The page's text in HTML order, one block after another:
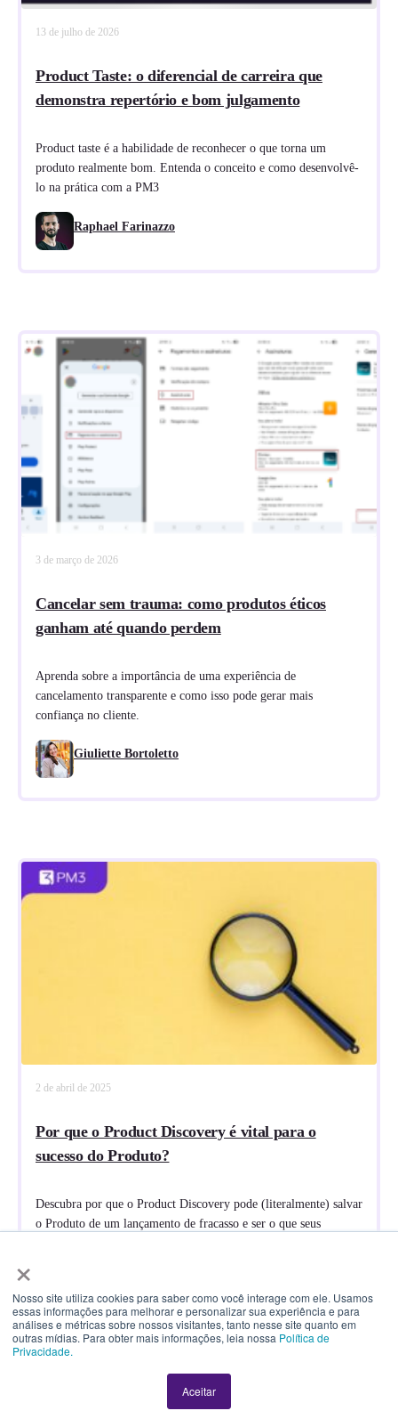
×
Nosso site utiliza cookies para saber como você interage com ele. Usamos
essas informações para melhorar e personalizar sua experiência e para
análises e métricas sobre nossos visitantes, tanto nesse site quanto em
outras mídias. Para obter mais informações, leia nossa Política de
Privacidade.
Aceitar
13 de julho de 2026
Product Taste: o diferencial de carreira que
demonstra repertório e bom julgamento
Product taste é a habilidade de reconhecer o que torna um
produto realmente bom. Entenda o conceito e como desenvolvê-
lo na prática com a PM3
Raphael Farinazzo
3 de março de 2026
Cancelar sem trauma: como produtos éticos
ganham até quando perdem
Aprenda sobre a importância de uma experiência de
cancelamento transparente e como isso pode gerar mais
confiança no cliente.
Giuliette Bortoletto
2 de abril de 2025
Por que o Product Discovery é vital para o
sucesso do Produto?
Descubra por que o Product Discovery pode (literalmente) salvar
o Produto de um lançamento de fracasso e ser o que seus